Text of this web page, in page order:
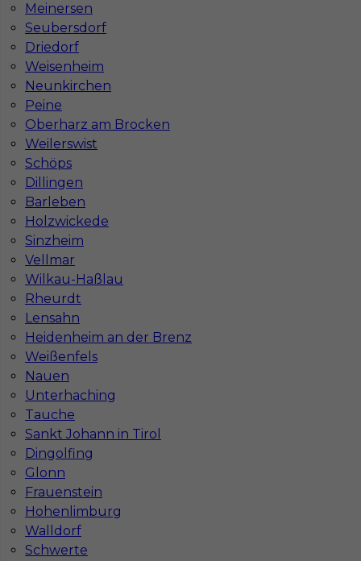
Meinersen
Seubersdorf
Driedorf
Weisenheim
Neunkirchen
Peine
Oberharz am Brocken
Weilerswist
Schöps
Dillingen
Barleben
Holzwickede
Sinzheim
Vellmar
Wilkau-Haßlau
Rheurdt
Lensahn
Heidenheim an der Brenz
Weißenfels
Nauen
Unterhaching
Tauche
Sankt Johann in Tirol
Dingolfing
Glonn
Frauenstein
Hohenlimburg
Walldorf
Schwerte
Stawka 15 - 17 € / h
Dekarz zagranica praca od zaraz
Kategoria Prace budowlane
Lokalizacja Niemcy
Wymagane języki
komunikatywny
Stawka 15 - 17 € / h
Dekarz cieśla praca Niemcy